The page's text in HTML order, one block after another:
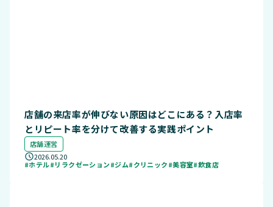
店舗の来店率が伸びない原因はどこにある？入店率
とリピート率を分けて改善する実践ポイント
店舗運営
2026.05.20
#ホテル#リラクゼーション#ジム#クリニック#美容室#飲食店